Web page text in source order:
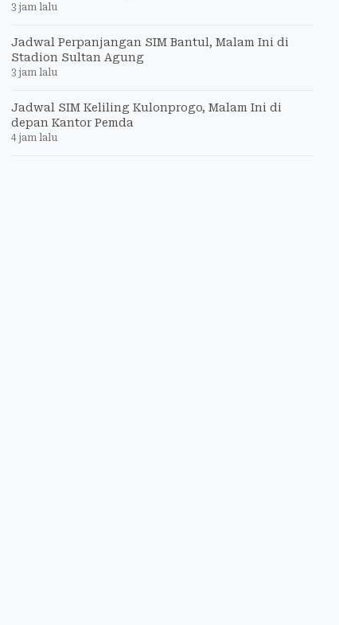
3 jam lalu
Jadwal Perpanjangan SIM Bantul, Malam Ini di
Stadion Sultan Agung
3 jam lalu
Jadwal SIM Keliling Kulonprogo, Malam Ini di
depan Kantor Pemda
4 jam lalu